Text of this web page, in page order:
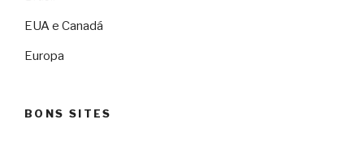
EUA e Canadá
Europa
BONS SITES